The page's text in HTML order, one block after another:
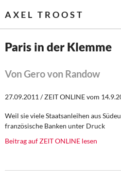
AXEL TROOST
Leitlinien linker Wirtschafts-
Paris in der Klemme
Von Gero von Randow
27.09.2011 / ZEIT ONLINE vom
Weil sie viele Staatsanleihen aus
französische Banken unter Druck
Beitrag auf ZEIT ONLINE lesen